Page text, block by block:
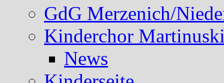
GdG Merzenich/
Kinderchor
News